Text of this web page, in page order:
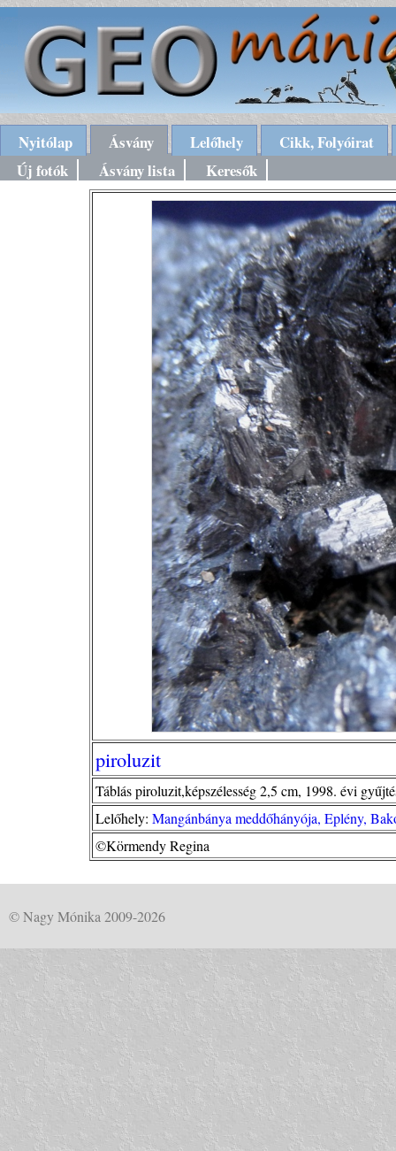
Nyitólap Ásvány Lelőhely
Cikk, Folyóirat
Új fotók
Ásvány lista Keresők
piroluzit
Táblás piroluzit,képszélesség 2,5 cm, 1998. évi
Lelőhely: Mangánbánya meddőhányója, Eplény,
©Körmendy Regina
© Nagy Mónika 2009-2026